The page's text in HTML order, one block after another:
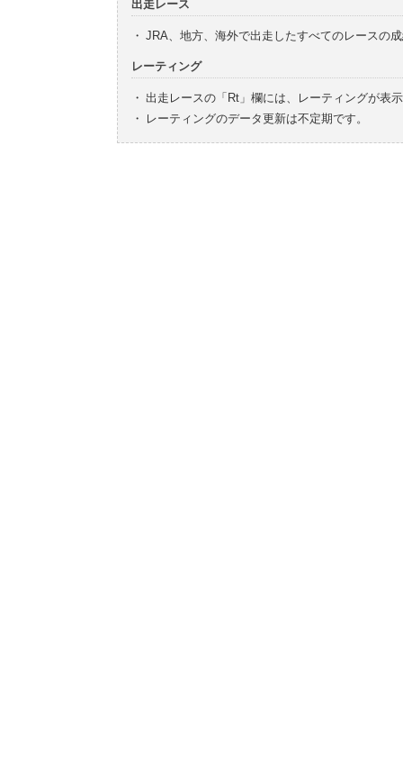
出走レース
・ JRA、地方、海外で出走したすべてのレースの
レーティング
・ 出走レースの「Rt」欄には、レーティングが表
・
レーティングのデータ更新は不定期です。